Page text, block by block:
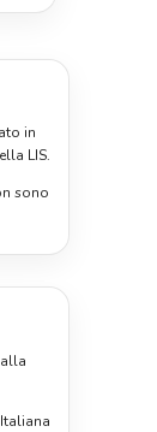
in
LIS.
sono